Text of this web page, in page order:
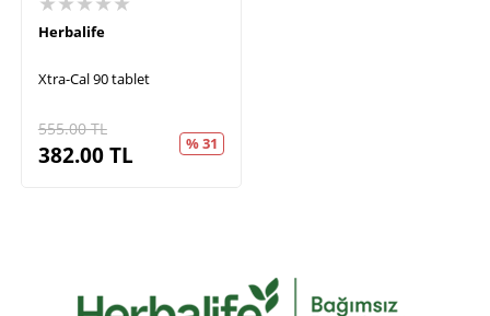
Herbalife
Xtra-Cal 90 tablet
555.00TL
382.00TL % 31